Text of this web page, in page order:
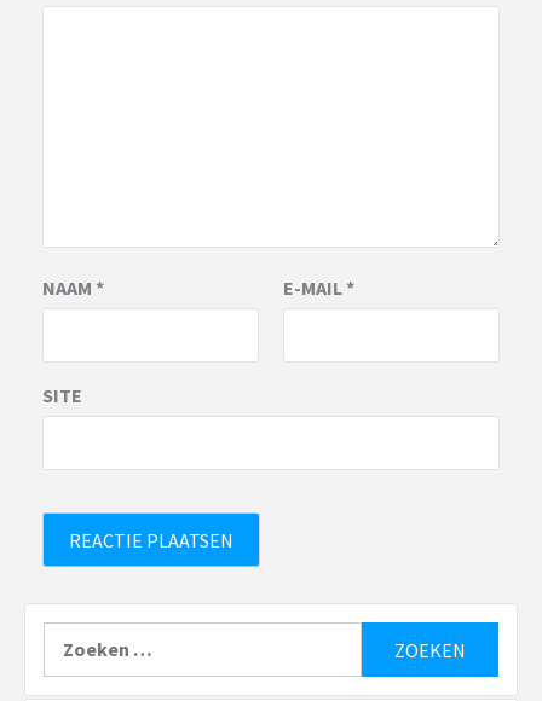
NAAM * E-MAIL*
SITE